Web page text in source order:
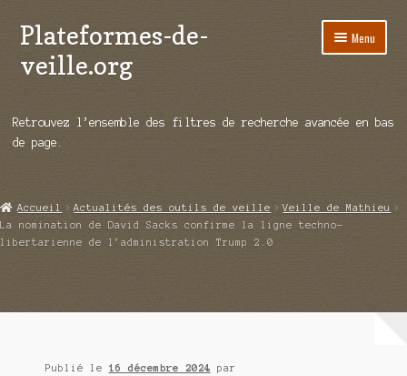
Aller
à
la
Aller
au
contenu
Plateformes-de-
veille.org
Menu
Répertoire d’ouitils
Démos vidéos
Qui sommes-nous ?
Retrouvez l’ensemble des filtres de recherche avancée en bas
de page.
Accueil Actualités des outils de veille
Veille de Mathieu
La nomination de David Sacks confirme la ligne techno-
libertarienne de l’administration Trump 2.0
Publié le 16 décembre 2024 par